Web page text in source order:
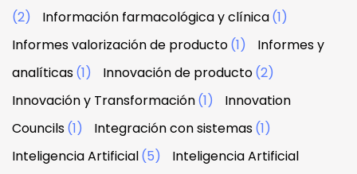
(2)
Información farmacológica y clínica(1)
Informes valorización de producto(1)
Informes y
analíticas(1) Innovación de producto(2)
Innovación y Transformación(1)
Innovation
Councils(1) Integración con sistemas(1)
Inteligencia Artificial(5)
Inteligencia Artificial